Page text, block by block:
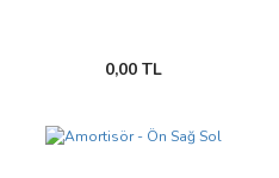
0,00 TL